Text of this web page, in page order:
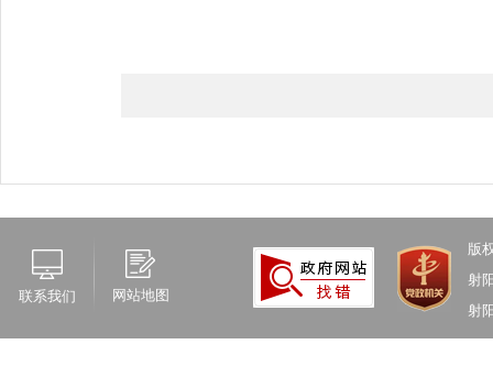
联系我们 网站地图
版
射
射